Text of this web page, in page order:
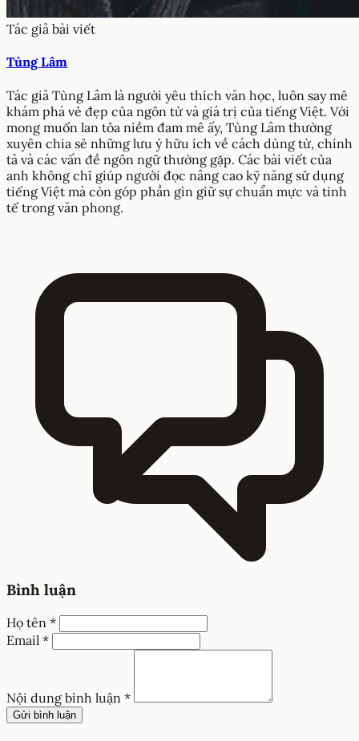
Tác giả bài viết
Tùng Lâm
Tác giả Tùng Lâm là người yêu thích văn học, luôn say mê
khám phá vẻ đẹp của ngôn từ và giá trị của tiếng Việt. Với
mong muốn lan tỏa niềm đam mê ấy, Tùng Lâm thường
xuyên chia sẻ những lưu ý hữu ích về cách dùng từ, chính
tả và các vấn đề ngôn ngữ thường gặp. Các bài viết của
anh không chỉ giúp người đọc nâng cao kỹ năng sử dụng
tiếng Việt mà còn góp phần gìn giữ sự chuẩn mực và tinh
tế trong văn phong.
Bình luận
Họ tên *
Email *
Nội dung bình luận *
Gửi bình luận